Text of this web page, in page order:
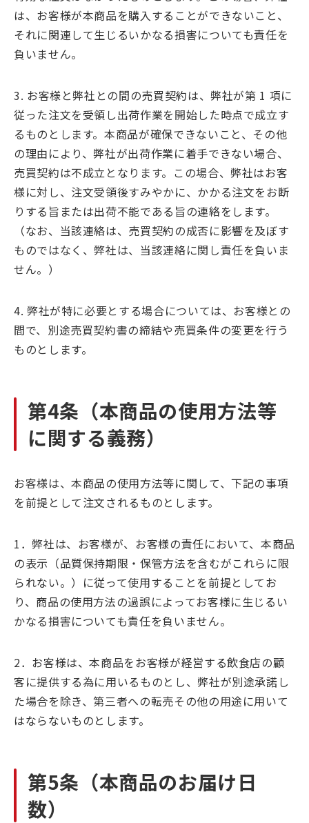
は、お客様が本商品を購入することができないこと、
それに関連して生じるいかなる損害についても責任を
負いません。
3. お客様と弊社との間の売買契約は、弊社が第 1 項に
従った注文を受領し出荷作業を開始した時点で成立す
るものとします。本商品が確保できないこと、その他
の理由により、弊社が出荷作業に着手できない場合、
売買契約は不成立となります。この場合、弊社はお客
様に対し、注文受領後すみやかに、かかる注文をお断
りする旨または出荷不能である旨の連絡をします。
（なお、当該連絡は、売買契約の成否に影響を及ぼす
ものではなく、弊社は、当該連絡に関し責任を負いま
せん。）
4. 弊社が特に必要とする場合については、お客様との
間で、別途売買契約書の締結や売買条件の変更を行う
ものとします。
第4条（本商品の使用方法等
に関する義務）
お客様は、本商品の使用方法等に関して、下記の事項
を前提として注文されるものとします。
1．弊社は、お客様が、お客様の責任において、本商品
の表示（品質保持期限・保管方法を含むがこれらに限
られない。）に従って使用することを前提としてお
り、商品の使用方法の過誤によってお客様に生じるい
かなる損害についても責任を負いません。
2．お客様は、本商品をお客様が経営する飲食店の顧
客に提供する為に用いるものとし、弊社が別途承諾し
た場合を除き、第三者への転売その他の用途に用いて
はならないものとします。
第5条（本商品のお届け日
数）